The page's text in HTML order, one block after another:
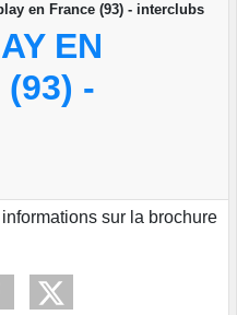
en France (93) - interclubs
EN
(93) -
sur la brochure